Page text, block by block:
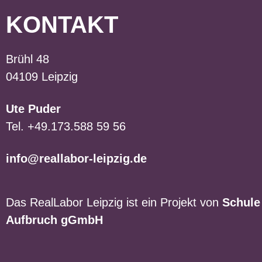
KONTAKT
Brühl 48
04109 Leipzig
Ute Puder
Tel. +49.173.588 59 56
info@reallabor-leipzig.de
Das RealLabor Leipzig ist ein Projekt von
Aufbruch gGmbH